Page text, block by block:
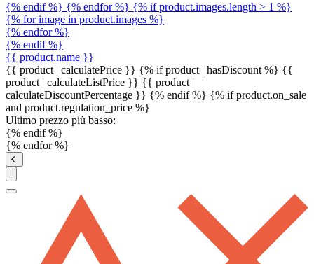
{% endif %} {% endfor %} {% if product.images.length > 1 %}
{% for image in product.images %}
{% endfor %}
{% endif %}
{{ product.name }}
{{ product | calculatePrice }} {% if product | hasDiscount %} {{
product | calculateListPrice }} {{ product |
calculateDiscountPercentage }} {% endif %} {% if product.on_sale
and product.regulation_price %}
Ultimo prezzo più basso:
{% endif %}
{% endfor %}